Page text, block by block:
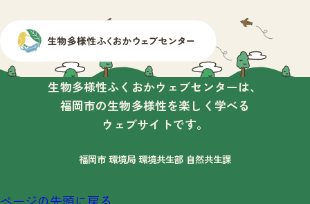
生物多様性ふくおかウェブセンターは、
福岡市の生物多様性を楽しく学べる
ウェブサイトです。
福岡市 環境局 環境共生部 自然共生課